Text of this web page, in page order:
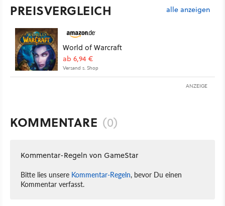
PREISVERGLEICH alle anzeigen
World of Warcraft
ab 6,94 €
Versand s. Shop
ANZEIGE
KOMMENTARE (0)
Kommentar-Regeln von GameStar
Bitte lies unsere Kommentar-Regeln, bevor Du einen
Kommentar verfasst.